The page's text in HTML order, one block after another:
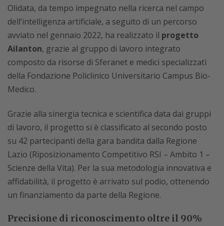
Olidata, da tempo impegnato nella ricerca nel campo
dell’intelligenza artificiale, a seguito di un percorso
avviato nel gennaio 2022, ha realizzato il progetto
Ailanton, grazie al gruppo di lavoro integrato
composto da risorse di Sferanet e medici specializzati
della Fondazione Policlinico Universitario Campus Bio-
Medico.
Grazie alla sinergia tecnica e scientifica data dai gruppi
di lavoro, il progetto si è classificato al secondo posto
su 42 partecipanti della gara bandita dalla Regione
Lazio (Riposizionamento Competitivo RSI – Ambito 1 –
Scienze della Vita). Per la sua metodologia innovativa e
affidabilità, il progetto è arrivato sul podio, ottenendo
un finanziamento da parte della Regione.
Precisione di riconoscimento oltre il 90%